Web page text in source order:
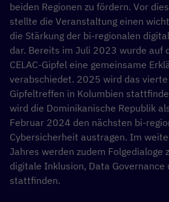
beiden Regionen zu fördern. Vor
stellte die Veranstaltung einen
die Stärkung der bi-regionalen
dar. Bereits im Juli 2023 wurde auf
CELAC-Gipfel eine gemeinsame
verabschiedet. 2025 wird das vierte
Gipfeltreffen in Kolumbien
wird die Dominikanische Republik
Februar 2024 den nächsten bi-
Cybersicherheit austragen. Im
Jahres werden zudem Folgedialoge
digitale Inklusion, Data Governance
stattfinden.